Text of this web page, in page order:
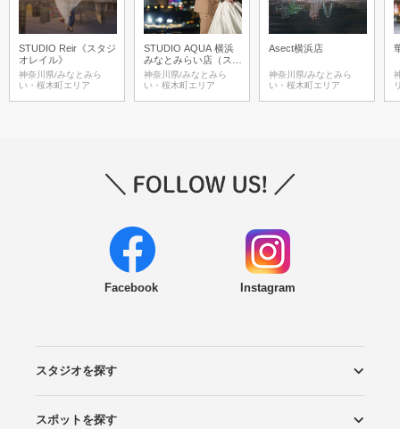
STUDIO Reir《スタジ
オレイル》
神奈川県/みなとみら
い・桜木町エリア
STUDIO AQUA 横浜
みなとみらい店（スタ
ジオAQUA）
神奈川県/みなとみら
い・桜木町エリア
Asect横浜店
神奈川県/みなとみら
い・桜木町エリア
Facebook Instagram
スタジオを探す
エリアから探す
こだわりから探す
NEW PHOTO STYLE
プランから探す
フォトタイプ診断
フォトグラファーから探す
国内リゾートから探す
スポットを探す